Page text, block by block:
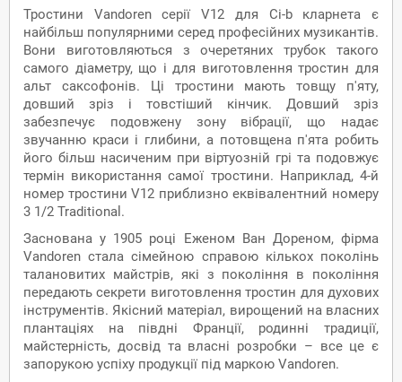
Тростини Vandoren серії V12 для Сі-b кларнета є
найбільш популярними серед професійних музикантів.
Вони виготовляються з очеретяних трубок такого
самого діаметру, що і для виготовлення тростин для
альт саксофонів. Ці тростини мають товщу п'яту,
довший зріз і товстіший кінчик. Довший зріз
забезпечує подовжену зону вібрації, що надає
звучанню краси і глибини, а потовщена п'ята робить
його більш насиченим при віртуозній грі та подовжує
термін використання самої тростини. Наприклад, 4-й
номер тростини V12 приблизно еквівалентний номеру
3 1/2 Traditional.
Заснована у 1905 році Еженом Ван Дореном, фірма
Vandoren стала сімейною справою кількох поколінь
талановитих майстрів, які з покоління в покоління
передають секрети виготовлення тростин для духових
інструментів. Якісний матеріал, вирощений на власних
плантаціях на півдні Франції, родинні традиції,
майстерність, досвід та власні розробки – все це є
запорукою успіху продукції під маркою Vandoren.